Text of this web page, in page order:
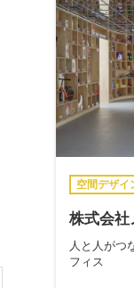
空間デザイ
株式会社
人と人がつ
フィス